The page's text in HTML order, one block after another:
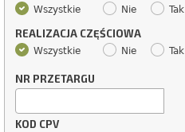
Wszystkie Nie Tak
REALIZACJA CZĘŚCIOWA
Wszystkie Nie Tak
NR PRZETARGU
KOD CPV